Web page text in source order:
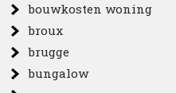
bouwkosten woning
broux
brugge
bungalow